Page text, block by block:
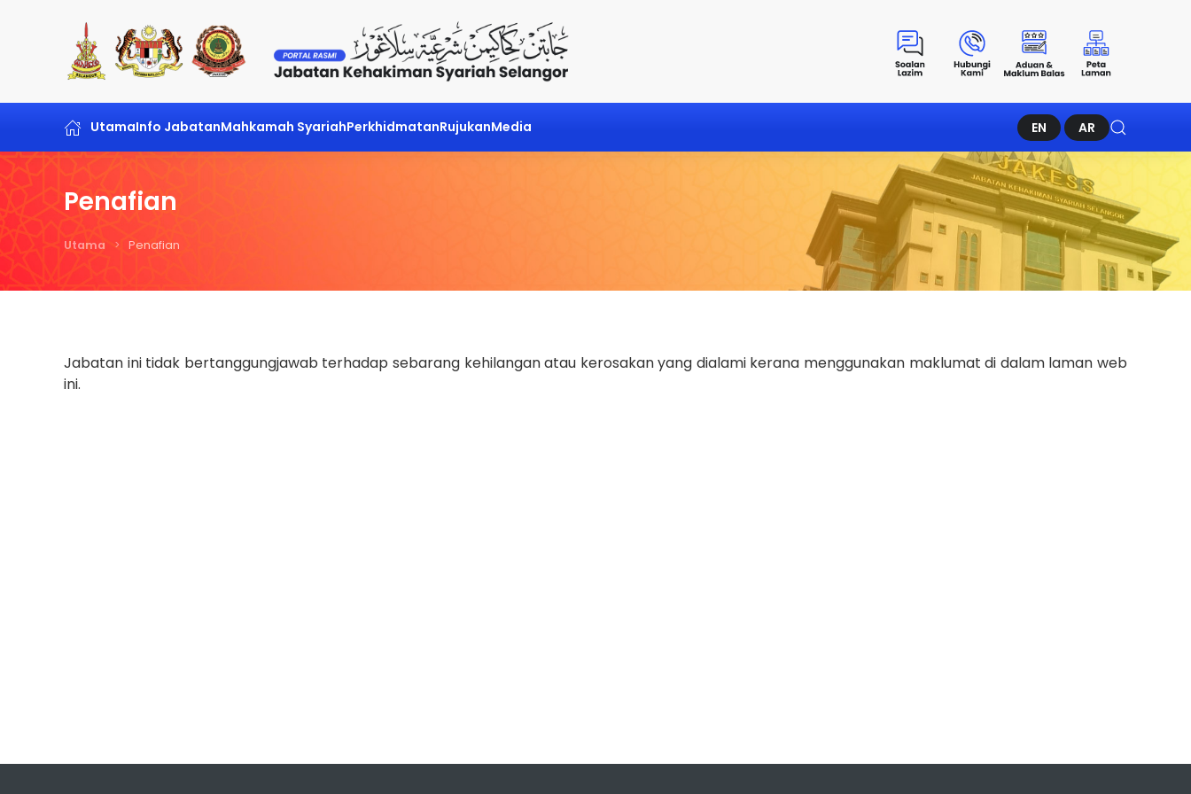
Skip to main content
UtamaInfo JabatanMahkamah SyariahPerkhidmatanRujukanMedia EN AR
Penafian
Utama Penafian
Jabatan ini tidak bertanggungjawab terhadap sebarang kehilangan atau kerosakan yang dialami kerana menggunakan maklumat di dalam laman web
ini.